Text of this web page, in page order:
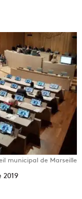
municipal de Marseille
2019